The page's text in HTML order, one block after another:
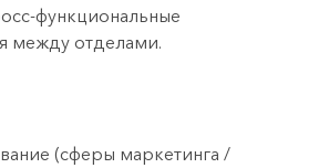
функциональные
между отделами.
(сферы маркетинга /